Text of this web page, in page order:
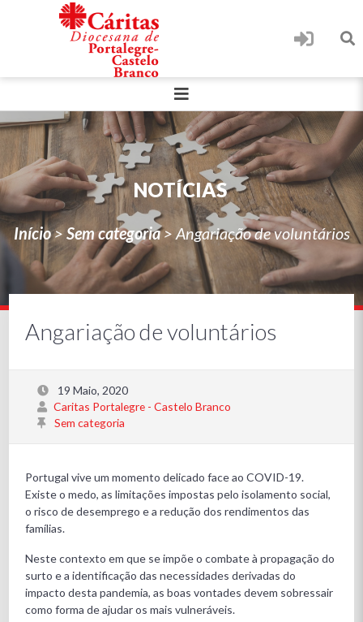
NOTÍCIAS
Início> Sem categoria> Angariação de voluntários
Angariação de voluntários
19 Maio, 2020
Caritas Portalegre - Castelo Branco
Sem categoria
Portugal vive um momento delicado face ao COVID-19.
Existe o medo, as limitações impostas pelo isolamento social,
o risco de desemprego e a redução dos rendimentos das
famílias.
Neste contexto em que se impõe o combate à propagação do
surto e a identificação das necessidades derivadas do
impacto desta pandemia, as boas vontades devem sobressair
como forma de ajudar os mais vulneráveis.